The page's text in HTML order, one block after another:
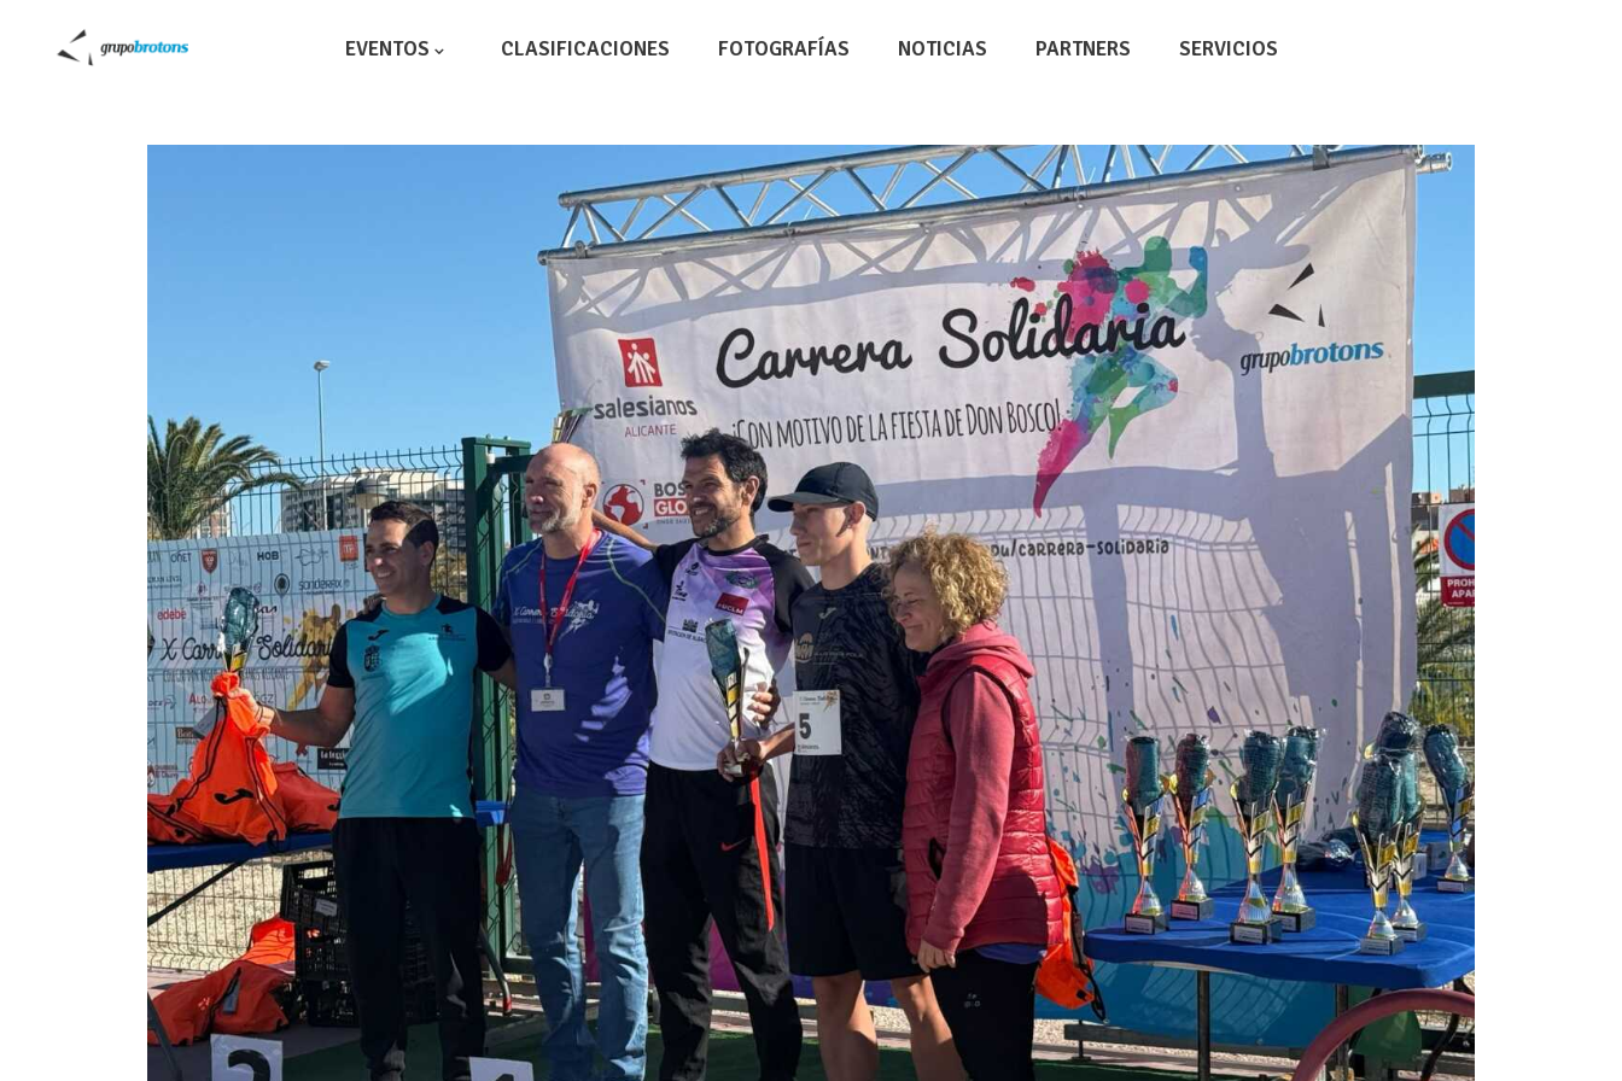
EVENTOS CLASIFICACIONES FOTOGRAFÍAS NOTICIAS PARTNERS SERVICIOS